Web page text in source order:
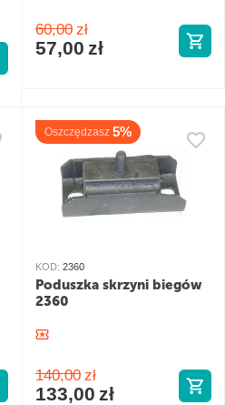
60,00 zł
57,00 zł
Oszczędzasz 5%
KOD: 2360
Poduszka skrzyni biegów
2360
140,00 zł
133,00 zł